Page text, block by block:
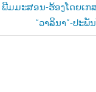
ມມະສອນ-ຮ້ອງໂດຍເກ
Next
Post:
“ວາລິນາ”-ປະ